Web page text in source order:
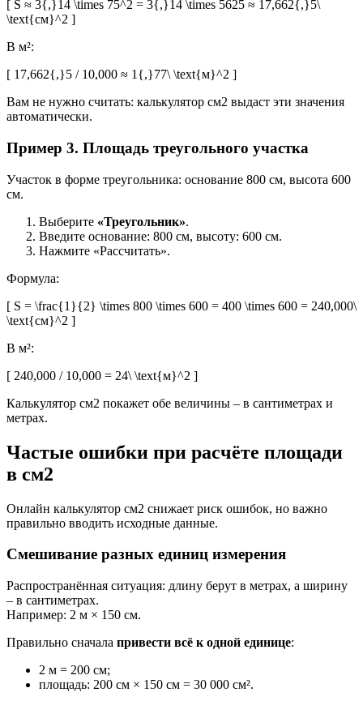
[ S ≈ 3{,}14 \times 75^2 = 3{,}14 \times 5625 ≈ 17,662{,}5\
\text{см}^2 ]
В м²:
[ 17,662{,}5 / 10,000 ≈ 1{,}77\ \text{м}^2 ]
Вам не нужно считать: калькулятор см2 выдаст эти значения
автоматически.
Пример 3. Площадь треугольного участка
Участок в форме треугольника: основание 800 см, высота 600
см.
Выберите «Треугольник».
Введите основание: 800 см, высоту: 600 см.
Нажмите «Рассчитать».
Формула:
[ S = \frac{1}{2} \times 800 \times 600 = 400 \times 600 = 240,000\
\text{см}^2 ]
В м²:
[ 240,000 / 10,000 = 24\ \text{м}^2 ]
Калькулятор см2 покажет обе величины – в сантиметрах и
метрах.
Частые ошибки при расчёте площади
в см2
Онлайн калькулятор см2 снижает риск ошибок, но важно
правильно вводить исходные данные.
Смешивание разных единиц измерения
Распространённая ситуация: длину берут в метрах, а ширину
– в сантиметрах.
Например: 2 м × 150 см.
Правильно сначала привести всё к одной единице:
2 м = 200 см;
площадь: 200 см × 150 см = 30 000 см².